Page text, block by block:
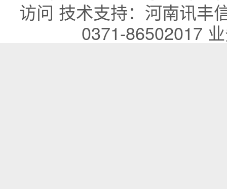
访问 技术支持：河南讯丰
0371-86502017